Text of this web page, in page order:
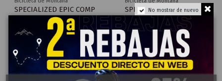
No mostrar de nuevo
SPECIALIZED EPIC COMP
2022
5.200,00 €
Añadir al carrito
SPECIALIZED
ROCKHOPPER SPORT KH
27.5" 2027
749,00 €
Ver Producto